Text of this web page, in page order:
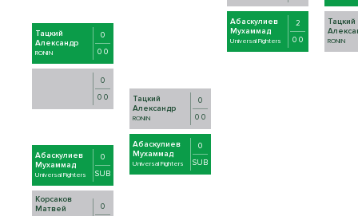
Тацкий
Александр
RONIN
0
0 0
0
0 0
Абаскулиев
Мухаммад
Universal Fighters
0
SUB
Корсаков
Матвей
0
Тацкий
Александр
RONIN
0
0 0
Абаскулиев
Мухаммад
Universal Fighters
0
SUB
Абаскулиев
Мухаммад
Universal Fighters
2
0 0
Тацкий
RONIN